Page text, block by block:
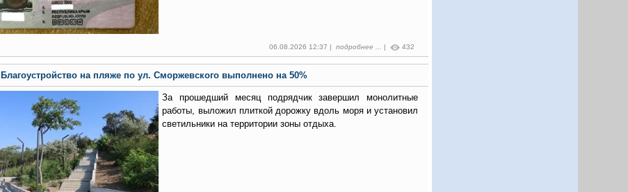
06.08.2026 12:37 | подробнее ... | 432
Благоустройство на пляже по ул. Сморжевского выполнено на 50%
За прошедший месяц подрядчик завершил монолитные
работы, выложил плиткой дорожку вдоль моря и установил
светильники на территории зоны отдыха.